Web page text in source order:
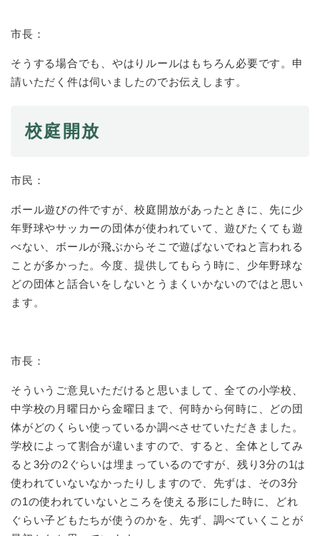
市長：
そうする場合でも、やはりルールはもちろん必要です。申
請いただく件は伺いましたのでお伝えします。
校庭開放
市民：
ボール遊びの件ですが、校庭開放があったときに、先に少
年野球やサッカーの団体が使われていて、遊びたくても遊
べない、ボールが飛ぶからそこで遊ばないでねと言われる
ことが多かった。今度、提供してもらう時に、少年野球な
どの団体と話合いをしないとうまくいかないのではと思い
ます。
市長：
そういうご意見いただけると思いまして、全ての小学校、
中学校の月曜日から金曜日まで、何時から何時に、どの団
体がどのくらい使っているか調べさせていただきました。
学校によって割合が違いますので、すると、全体としてみ
ると3分の2ぐらいは埋まっているのですが、残り3分の1は
使われていないなかったりしますので、先ずは、その3分
の1の使われていないところを使える形にした時に、どれ
ぐらい子どもたちが使うのかを、先ず、調べていくことが